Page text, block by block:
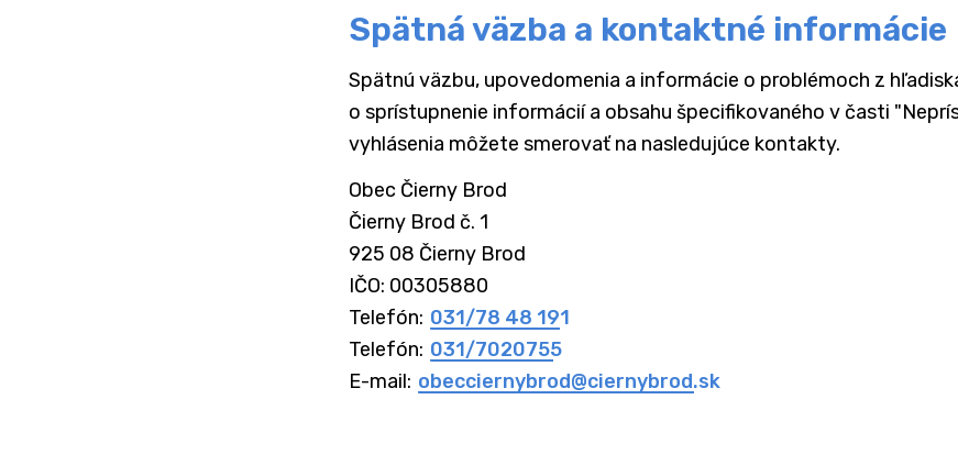
Spätná väzba a kontaktné informácie
Spätnú väzbu, upovedomenia a informácie o problémoch z
o sprístupnenie informácií a obsahu špecifikovaného v časti
vyhlásenia môžete smerovať na nasledujúce kontakty.
Obec Čierny Brod
Čierny Brod č. 1
925 08 Čierny Brod
IČO: 00305880
Telefón: 031/78 48 191
Telefón: 031/7020755
E-mail: obecciernybrod@ciernybrod.sk